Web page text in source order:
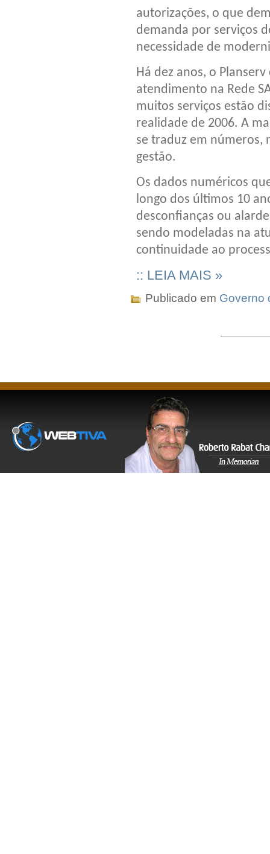
autorizações, o que
demanda por serviços
necessidade de
Há dez anos, o
atendimento na Rede
muitos serviços estão
realidade de 2006. A
se traduz em números,
gestão.
Os dados numéricos
longo dos últimos 10
desconfianças ou
sendo modeladas na
continuidade ao
:: LEIA MAIS »
Publicado em Governo